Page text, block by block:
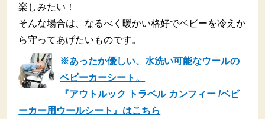
楽しみたい！
そんな場合は、なるべく暖かい格好でベビーを冷えか
ら守ってあげたいものです。
※あったか優しい、水洗い可能なウールの
ベビーカーシート。
『アウトルック トラベル カンフィー /ベビ
ーカー用ウールシート』はこちら